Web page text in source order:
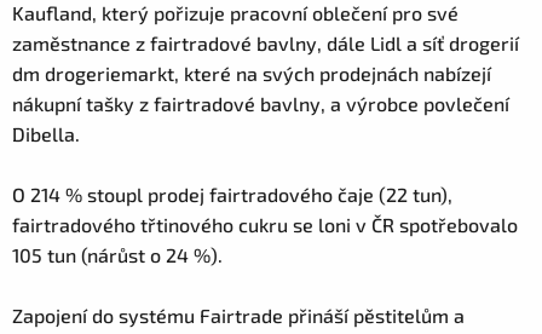
Kaufland, který pořizuje pracovní oblečení pro své
zaměstnance z fairtradové bavlny, dále Lidl a síť drogerií
dm drogeriemarkt, které na svých prodejnách nabízejí
nákupní tašky z fairtradové bavlny, a výrobce povlečení
Dibella.
O 214 % stoupl prodej fairtradového čaje (22 tun),
fairtradového třtinového cukru se loni v ČR spotřebovalo
105 tun (nárůst o 24 %).
Zapojení do systému Fairtrade přináší pěstitelům a